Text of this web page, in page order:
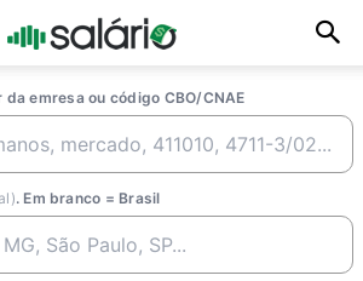
emresa ou código CBO/CNAE
. Em branco = Brasil